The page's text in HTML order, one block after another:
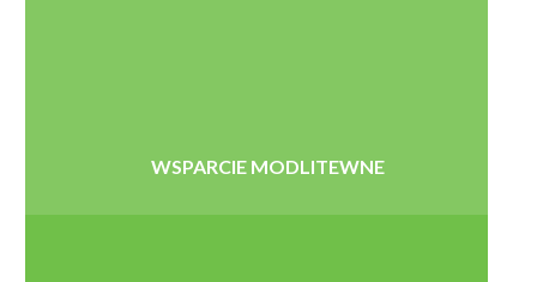
WSPARCIE MODLITEWNE